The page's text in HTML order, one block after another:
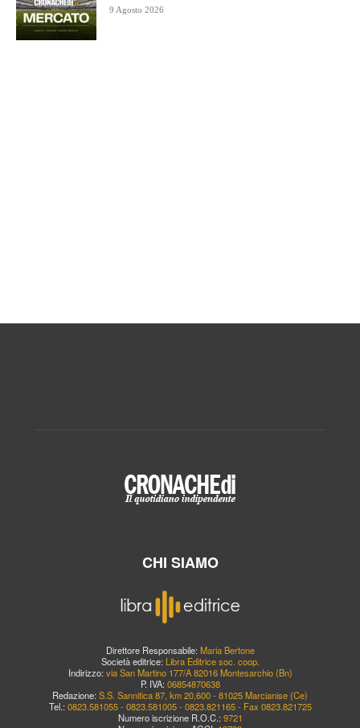
9 Agosto 2026
CHI SIAMO
Direttore Responsabile: Maria Bertone
Società editrice: Libra Editrice soc. coop.
Indirizzo: via San Martino 177/A 82016 Montesarchio (Bn)
P. IVA: 06854870638
Redazione: S.S. Sannitica 87, km 20,600 - 81025 Marcianise (Ce)
Tel.: 0823.581055 - 0823.581005 - 0823.821165 - Fax 0823.821725
Numero iscrizione R.O.C.: 9721